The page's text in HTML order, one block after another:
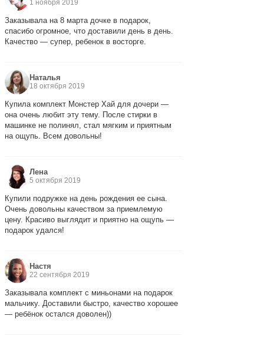
1 ноября 2019
Заказывала на 8 марта дочке в подарок,
спасибо огромное, что доставили день в день.
Качество — супер, ребенок в восторге.
Наталья
18 октября 2019
Купила комплект Монстер Хай для дочери —
она очень любит эту тему. После стирки в
машинке не полинял, стал мягким и приятным
на ощупь. Всем довольны!
Лена
5 октября 2019
Купили подружке на день рождения ее сына.
Очень довольны качеством за приемлемую
цену. Красиво выглядит и приятно на ощупь —
подарок удался!
Настя
22 сентября 2019
Заказывала комплект с миньонами на подарок
мальчику. Доставили быстро, качество хорошее
— ребёнок остался доволен))